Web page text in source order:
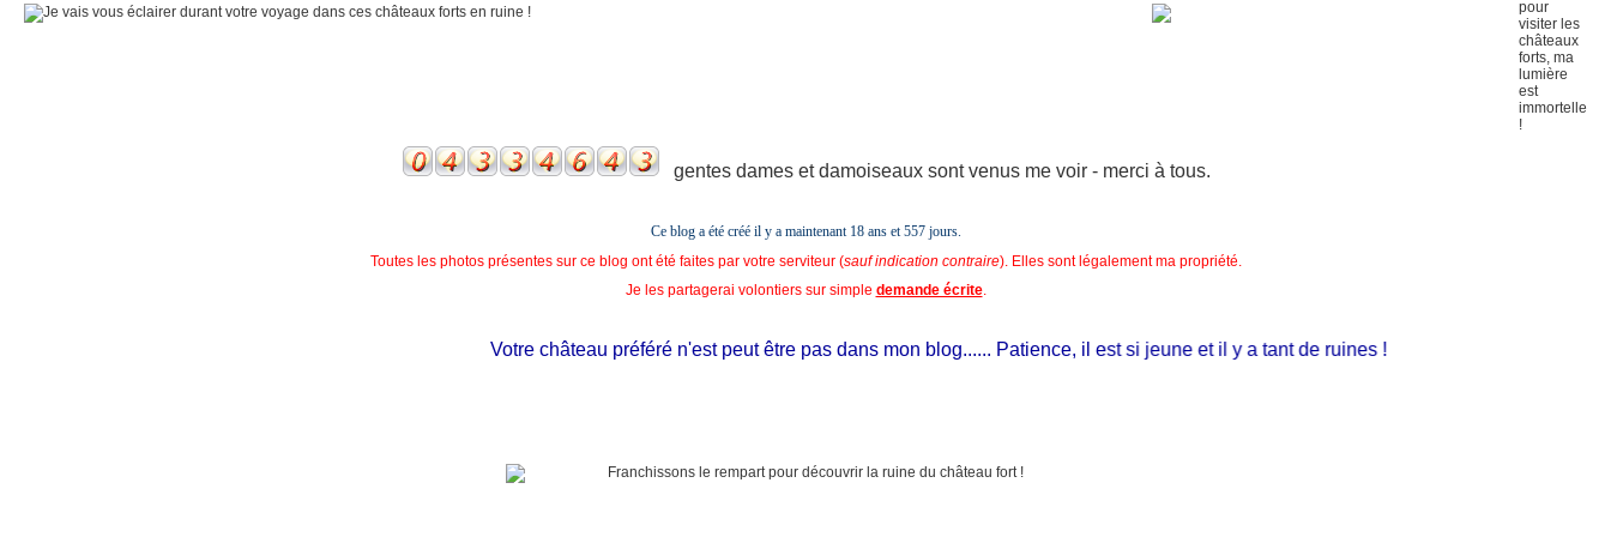
gentes dames et damoiseaux sont venus me voir - merci à tous.
Ce blog a été créé il y a maintenant 18 ans et557 jours.
Toutes les photos présentes sur ce blog ont été faites par votre serviteur (sauf indication contraire). Elles sont légalement ma propriété.
Je les partagerai volontiers sur simple demande écrite.
Votre château préféré n'est peut être pas dans mon blog...... Patience, il est si jeune et il y a tant de ruines !